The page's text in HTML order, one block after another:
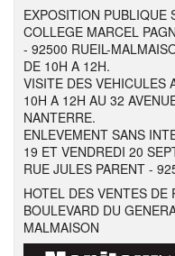
EXPOSITION PUBLIQUE
COLLEGE MARCEL
- 92500 RUEIL-
DE 10H A 12H.
VISITE DES VEHICULES
10H A 12H AU 32
NANTERRE.
ENLEVEMENT SANS
19 ET VENDREDI 20
RUE JULES PARENT -
HOTEL DES VENTES DE
BOULEVARD DU
MALMAISON